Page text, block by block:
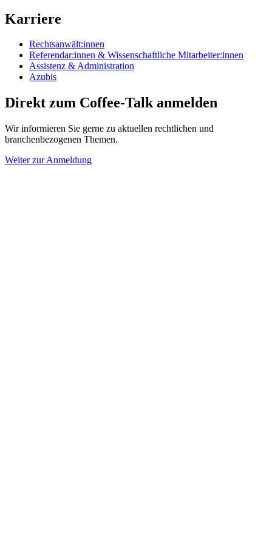
Karriere
Rechtsanwält:innen
Referendar:innen & Wissenschaftliche Mitarbeiter:innen
Assistenz & Administration
Azubis
Direkt zum Coffee-Talk anmelden
Wir informieren Sie gerne zu aktuellen rechtlichen und
branchenbezogenen Themen.
Weiter zur Anmeldung